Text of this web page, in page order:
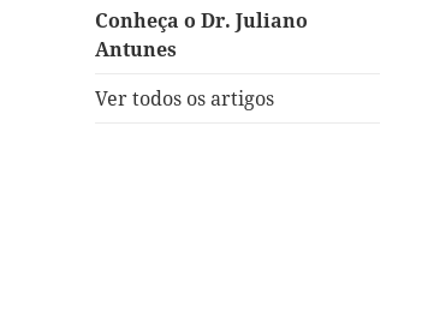
Conheça o Dr. Juliano
Antunes
Ver todos os artigos